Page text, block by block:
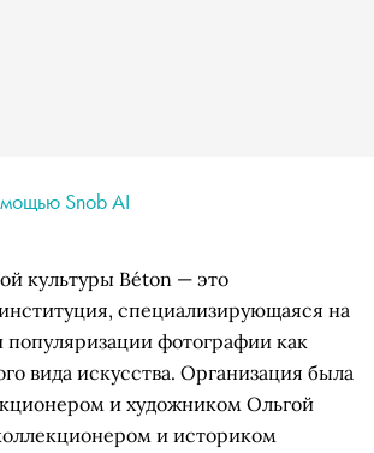
Snob AI
культуры Béton — это
специализирующаяся на
популяризации фотографии как
вида искусства. Организация была
и художником Ольгой
и историком